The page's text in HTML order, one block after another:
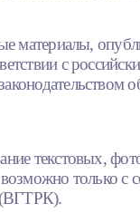
материалы,
с
текстовых,
только с
(ВГТРК).